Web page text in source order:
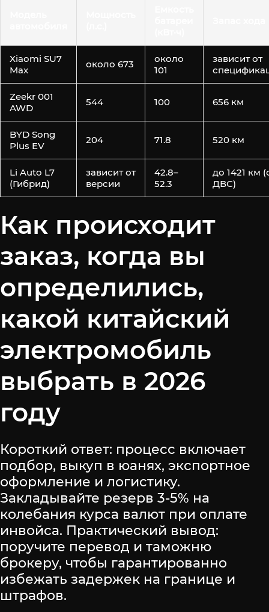
Xiaomi SU7
Max
около 673
около
101
зависит от
Zeekr 001
AWD
544 100 656 км
BYD Song
Plus EV
204 71.8 520 км
Li Auto L7
(Гибрид)
зависит от
версии
42.8–
52.3
до 1421 км
ДВС)
Как происходит
заказ, когда вы
определились,
какой китайский
электромобиль
выбрать в 2026
году
Короткий ответ: процесс включает
подбор, выкуп в юанях, экспортное
оформление и логистику.
Закладывайте резерв 3-5% на
колебания курса валют при оплате
инвойса. Практический вывод:
поручите перевод и таможню
брокеру, чтобы гарантированно
избежать задержек на границе и
штрафов.